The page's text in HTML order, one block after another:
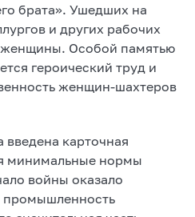
брата». Ушедших на
и других рабочих
женщины. Особой памятью
героический труд и
женщин-шахтеров
карточная
минимальные нормы
войны оказало
промышленность